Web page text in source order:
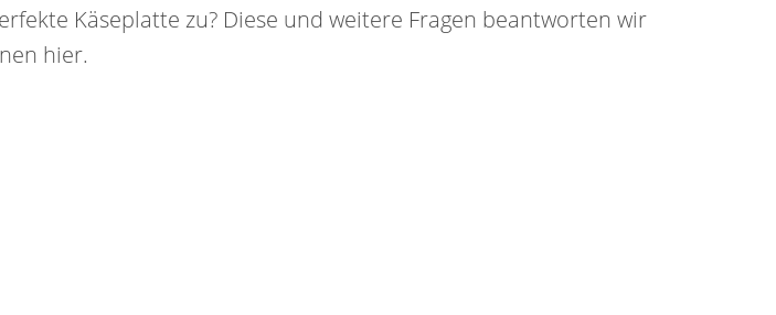
Käseplatte zu? Diese und weitere Fragen beantworten wir
hier.